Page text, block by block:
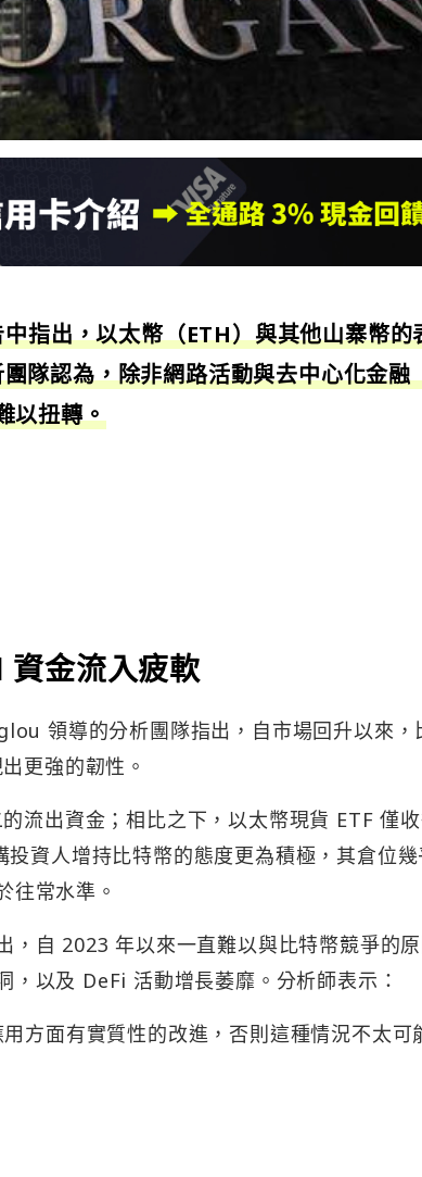
指出，以太幣（ETH）與其他山寨幣的
隊認為，除非網路活動與去中心化金融
以扭轉。
資金流入疲軟
領導的分析團隊指出，自市場回升以來，
更強的韌性。
流出資金；相比之下，以太幣現貨 ETF 僅
資人增持比特幣的態度更為積極，其倉位幾
往常水準。
，自 2023 年以來一直難以與比特幣競爭的
以及 DeFi 活動增長萎靡。分析師表示：
方面有實質性的改進，否則這種情況不太可